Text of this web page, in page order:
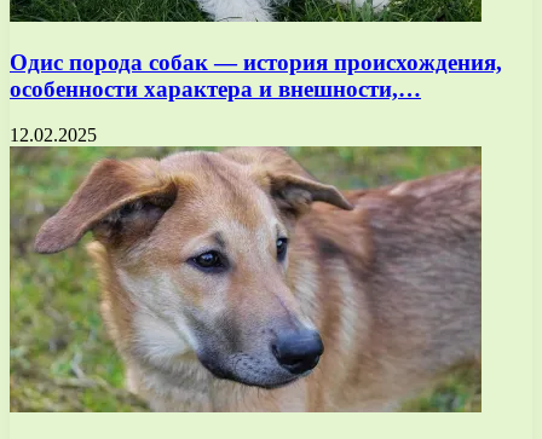
Одис порода собак — история происхождения,
особенности характера и внешности,…
12.02.2025